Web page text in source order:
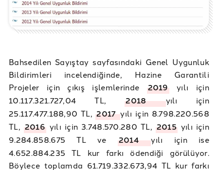
Bahsedilen Sayıştay sayfasındaki Genel Uygunluk
Bildirimleri incelendiğinde, Hazine Garantili
Projeler için çıkış işlemlerinde 2019yılı için
10.117.321.727,04 TL,2018yılı için
25.117.477.188,90 TL,2017yılı için 8.798.220.568
TL, 2016 yılı için 3.748.570.280 TL, 2015yılı için
9.284.858.675 TL ve 2014yılı için ise
4.652.884.235 TL kur farkı ödendiği görülüyor.
Böylece toplamda 61.719.332.673,94 TL kur farkı